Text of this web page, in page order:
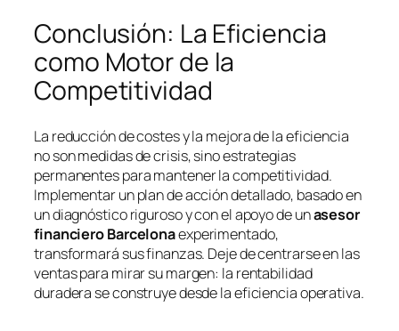
Conclusión: La Eficiencia
como Motor de la
Competitividad
La reducción de costes y la mejora de la eficiencia
no son medidas de crisis, sino estrategias
permanentes para mantener la competitividad.
Implementar un plan de acción detallado, basado en
un diagnóstico riguroso y con el apoyo de unasesor
financiero Barcelonaexperimentado,
transformará sus finanzas. Deje de centrarse en las
ventas para mirar su margen: la rentabilidad
duradera se construye desde la eficiencia operativa.